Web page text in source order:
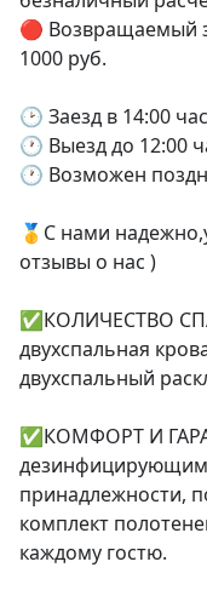
🔴 Возвращаемый
1000 руб.
🕑 Заезд в 14:00
🕐 Выезд до 12:00
🕐 Возможен
🥇С нами
отзывы о нас )
✅КОЛИЧЕСТВО
двухспальная
двухспальный
✅КОМФОРТ И
принадлежности,
комплект
каждому гостю.